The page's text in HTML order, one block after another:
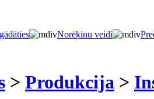
Norēķinu veidi
> Produkcija >